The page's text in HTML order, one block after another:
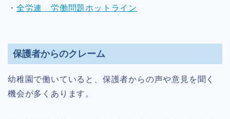
・ 全労連 労働問題ホットライン
保護者からのクレーム
幼稚園で働いていると、保護者からの声や意見を聞く
機会が多くあります。